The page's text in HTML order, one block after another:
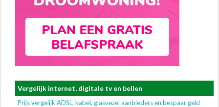
Vergelijk internet, digitale tv en bellen
Prijs vergelijk ADSL, kabel, glasvezel aanbieders en bespaar geld